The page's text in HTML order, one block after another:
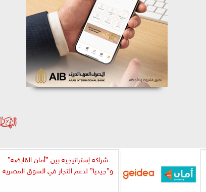
شراكة إستراتيجية بين ”أمان القابضة”
و”جيديا” لدعم التجار في السوق المصرية